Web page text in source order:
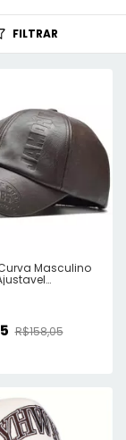
FILTRAR
Masculino
R$158,05